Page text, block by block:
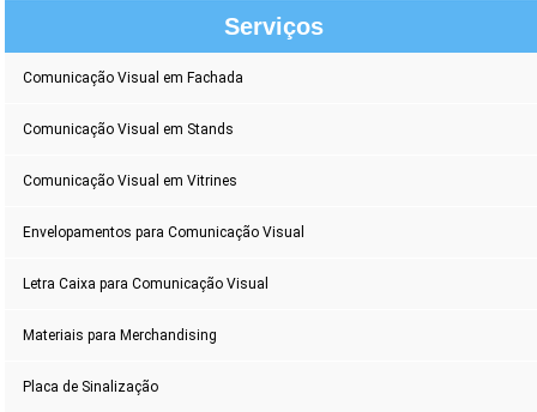
Serviços
Comunicação Visual em Fachada
Comunicação Visual em Stands
Comunicação Visual em Vitrines
Envelopamentos para Comunicação Visual
Letra Caixa para Comunicação Visual
Materiais para Merchandising
Placa de Sinalização